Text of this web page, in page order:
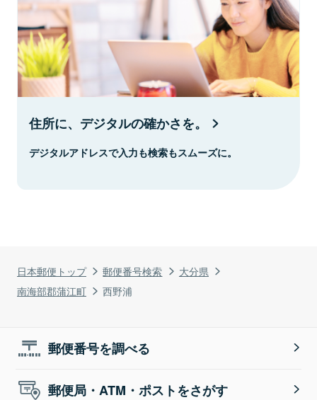
日本郵便トップ 郵便番号検索
大分県
南海部郡蒲江町
西野浦
住所に、デジタルの確かさを。
デジタルアドレスで入力も検索もスムーズに。
郵便番号を調べる
郵便局・ATM・ポストをさがす